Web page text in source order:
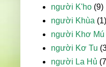
người K'ho (9)
người Khùa (1)
người Khơ Mú
người Kơ Tu
người La Hủ